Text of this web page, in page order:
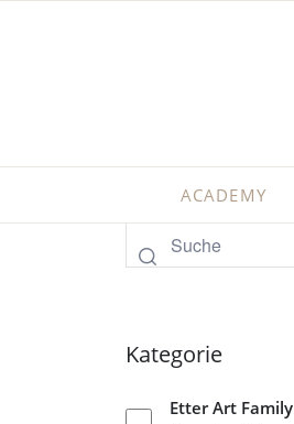
ACADEMY
Kategorie
Etter Art Family